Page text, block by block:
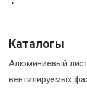
"
Каталогы
Алюминиевый
вентилируемых